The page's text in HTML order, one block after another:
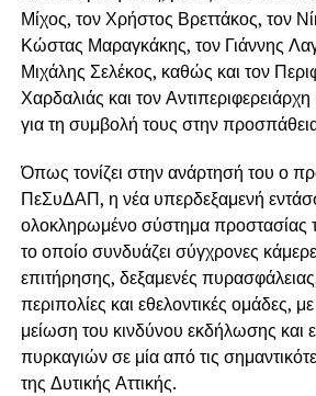
Μίχος, τονΧρήστος Βρεττάκος, τον
Κώστας Μαραγκάκης, τον Γιάννης
Μιχάλης Σελέκος, καθώς και τον
Χαρδαλιάς και τον Αντιπεριφερειάρχη
για τη συμβολή τους στην
Όπως τονίζει στην ανάρτησή του ο
ΠεΣυΔΑΠ, η νέα υπερδεξαμενή
ολοκληρωμένο σύστημα προστασίας
το οποίο συνδυάζει σύγχρονες
επιτήρησης, δεξαμενές
περιπολίες και εθελοντικές ομάδες,
μείωση του κινδύνου εκδήλωσης
πυρκαγιών σε μία από τις
της Δυτικής Αττικής.